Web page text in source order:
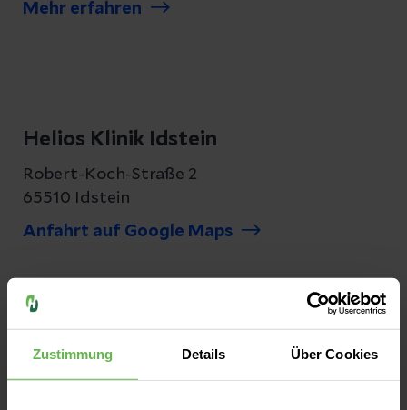
Zustimmung Details Über Cookies
Mehr erfahren
Helios Klinik Idstein
Robert-Koch-Straße 2
65510 Idstein
Anfahrt auf Google Maps
Fax:
06126/9959-200